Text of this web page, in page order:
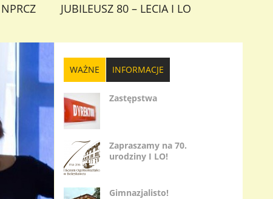
NPRCZ JUBILEUSZ 80 – LECIA I LO
WAŻNE INFORMACJE
Zastępstwa
Zapraszamy na 70.
urodziny I LO!
Gimnazjalisto!